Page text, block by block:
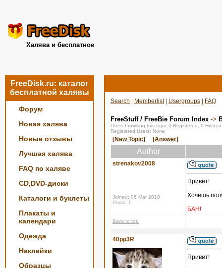
Халява и бесплатное
FreeDisk.ru: каталог
бесплатной халявы
Форум
Новая халява
Новые отзывы
Лучшая халява
FAQ по халяве
CD,DVD-диски
Каталоги и буклеты
Плакаты и
календари
Одежда
Наклейки
Образцы
Search Memberlist| Usergroups FAQ
FreeStuff / FreeBie Forum Index ->
Users browsing this topic:0 Registered, 0
Registered Users: None
[New Topic] [Answer]
Author
strenakov2008
Joined: 06 Mar 2010
Posts: 1
Привет!
Хочешь
БАН!
Back to top
40pp3R
Привет!